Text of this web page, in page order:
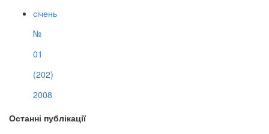
січень
№
01
(202)
2008
Останні публікації